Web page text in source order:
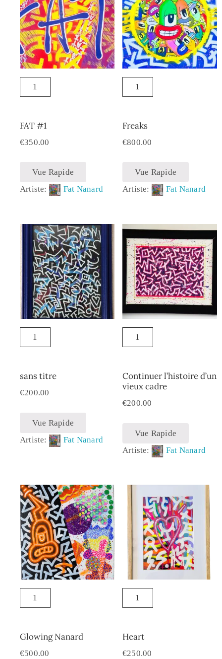
FAT #1
€350.00
Vue Rapide
Artiste:
Fat Nanard
Freaks
€800.00
Vue Rapide
Artiste:
Fat Nanard
sans titre
€200.00
Vue Rapide
Artiste:
Fat Nanard
Continuer l’histoire d’un
vieux cadre
€200.00
Vue Rapide
Artiste:
Fat Nanard
Glowing Nanard
€500.00
Heart
€250.00